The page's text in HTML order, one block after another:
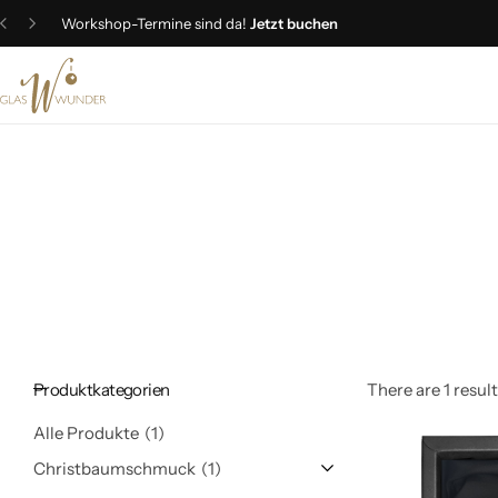
Workshop-Termine sind da! Jetzt buchen
There are 1
Produktkategorien
Alle Produkte 1
Christbaumschmuck 1
Christbaumschmuck